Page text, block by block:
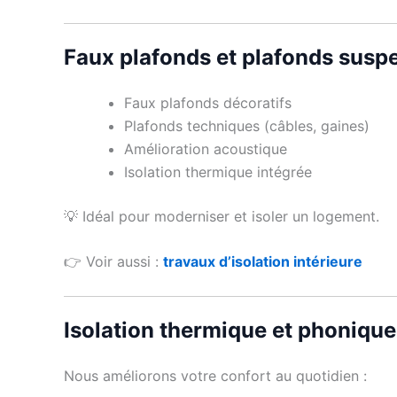
Faux plafonds et plafonds
Faux plafonds décoratifs
Plafonds techniques (câbles, gaines)
Amélioration acoustique
Isolation thermique intégrée
💡 Idéal pour moderniser et isoler un logement.
👉 Voir aussi : travaux d’isolation intérieure
Isolation thermique et phonique
Nous améliorons votre confort au quotidien :